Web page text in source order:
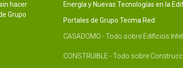
hacer
Grupo
Energía y Nuevas Tecnologías en la
Portales de Grupo Tecma Red:
CASADOMO - Todo sobre Edificios
CONSTRUIBLE - Todo sobre